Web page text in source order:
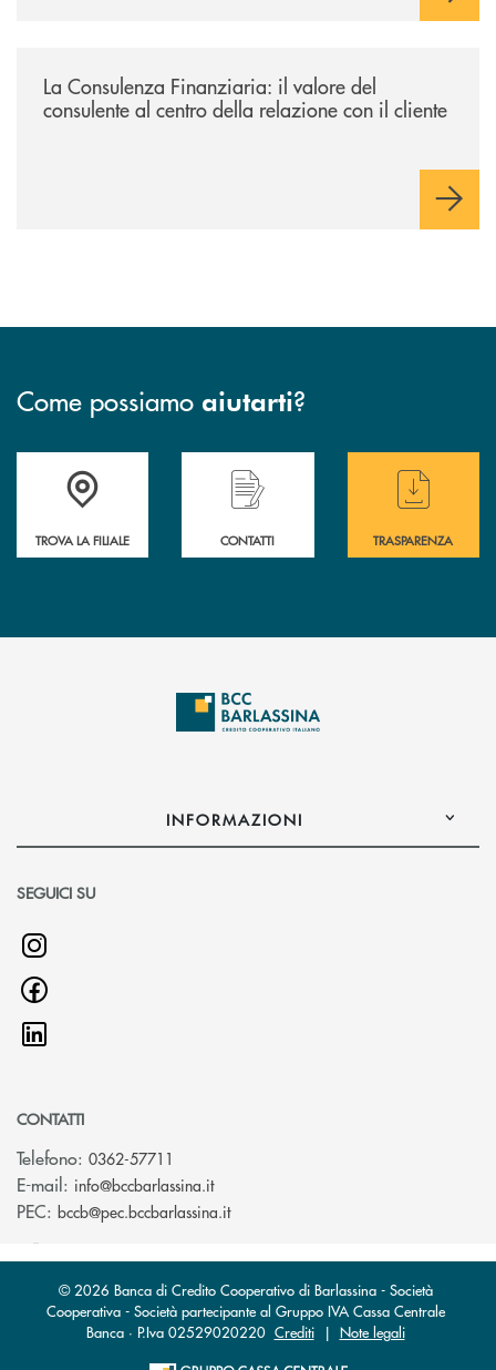
La Consulenza Finanziaria: il valore del
consulente al centro della relazione con il cliente
Come possiamo aiutarti?
Accedi all' elenco completo delle filiali di BCC Barlassina.
TROVA LA FILIALE
Hai bisogno di assistenza immediata ?
CONTATTI
Hai bisogno di
TRASPARENZA
INFORMAZIONI
SEGUICI SU
CONTATTI
Telefono: 0362-57711
E-mail: info@bccbarlassina.it(si apre l’app di posta elettronica)
PEC: bccb@pec.bccbarlassina.it(si apre l’app di posta elettronica)
© 2026 Banca di Credito Cooperativo di Barlassina - Società
Cooperativa - Società partecipante al Gruppo IVA Cassa Centrale
Banca · P.Iva 02529020220 Crediti| Note legali